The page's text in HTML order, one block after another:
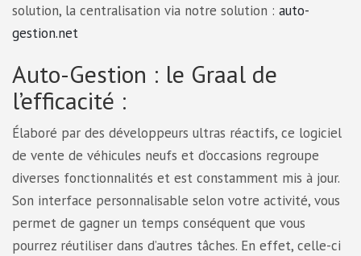
solution, la centralisation via notre solution : auto-
gestion.net
Auto-Gestion : le Graal de
l’efficacité :
Élaboré par des développeurs ultras réactifs, ce logiciel
de vente de véhicules neufs et d’occasions regroupe
diverses fonctionnalités et est constamment mis à jour.
Son interface personnalisable selon votre activité, vous
permet de gagner un temps conséquent que vous
pourrez réutiliser dans d’autres tâches. En effet, celle-ci